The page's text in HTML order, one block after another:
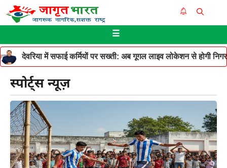
Skip
to
☰
देवरिया में सफाई कर्मियों पर सख्ती: अब गूगल लाइव लोकेशन से होगी
स्पोर्ट्स न्यूज़